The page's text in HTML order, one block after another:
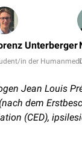
Unterberger
in der
Jean Louis
dem
(CED),